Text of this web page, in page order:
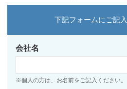
下記フォームにご記入
会社名
※個人の方は、お名前をご記入ください。